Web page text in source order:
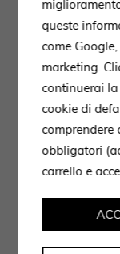
Versione colorata
queste
come
marketing.
continuerai
cookie di
obbligatori
carrello e